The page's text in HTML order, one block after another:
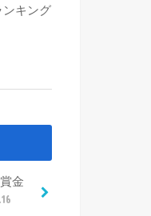
ンキング
金